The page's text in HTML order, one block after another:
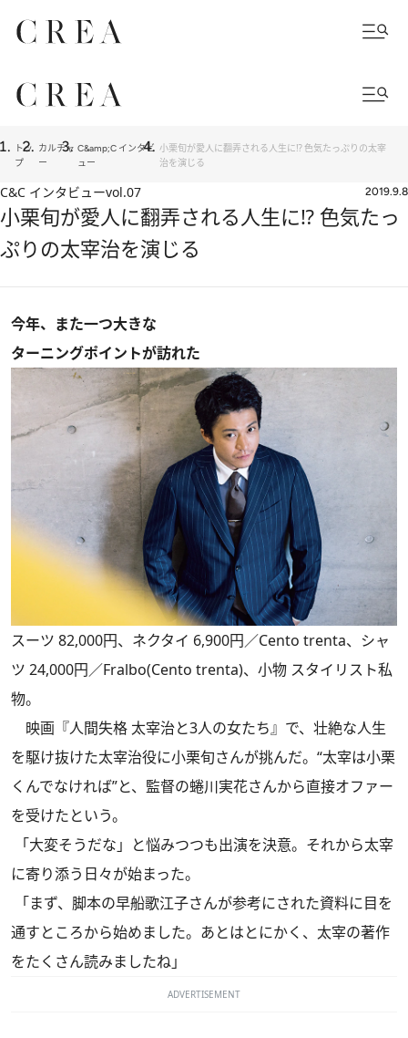
トッ
プ
カルチャ
ー
C&amp;C インタビ
ュー
小栗旬が愛人に翻弄される人生に⁉ 色気たっぷりの太宰
治を演じる
C&C インタビューvol.07 2019.9.8
小栗旬が愛人に翻弄される人生に⁉ 色気たっ
ぷりの太宰治を演じる
今年、また一つ大きな
ターニングポイントが訪れた
スーツ 82,000円、ネクタイ 6,900円／Cento trenta、シャ
ツ 24,000円／Fralbo(Cento trenta)、小物 スタイリスト私
物。
映画『人間失格 太宰治と3人の女たち』で、壮絶な人生
を駆け抜けた太宰治役に小栗旬さんが挑んだ。“太宰は小栗
くんでなければ”と、監督の蜷川実花さんから直接オファー
を受けたという。
「大変そうだな」と悩みつつも出演を決意。それから太宰
に寄り添う日々が始まった。
「まず、脚本の早船歌江子さんが参考にされた資料に目を
通すところから始めました。あとはとにかく、太宰の著作
をたくさん読みましたね」
ADVERTISEMENT